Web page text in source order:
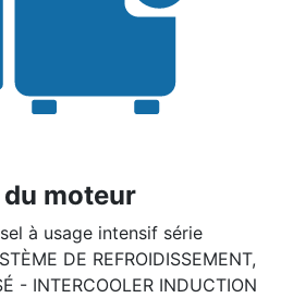
moteur
à usage intensif série
DE REFROIDISSEMENT,
- INTERCOOLER INDUCTION